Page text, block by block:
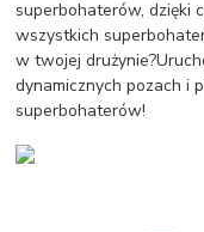
superbohaterów, dzięki
wszystkich
w twojej
dynamicznych pozach i
superbohaterów!